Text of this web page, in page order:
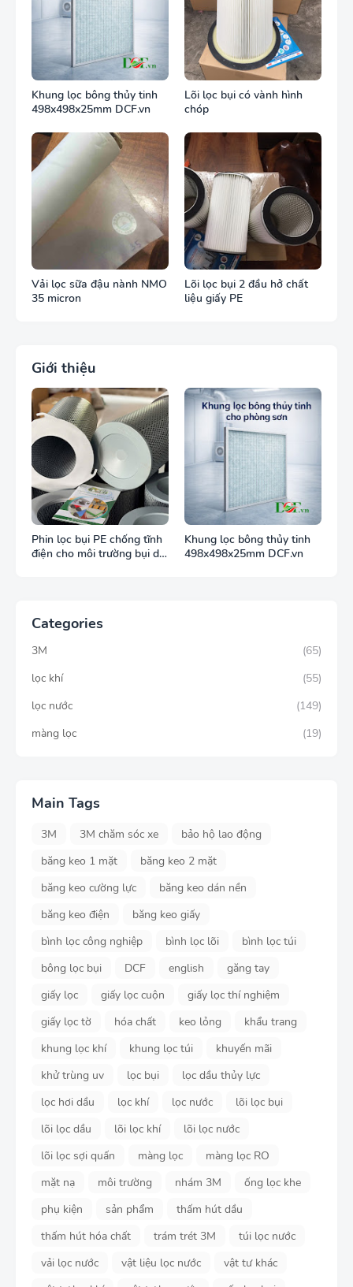
Khung lọc bông thủy tinh
498x498x25mm DCF.vn
Lõi lọc bụi có vành hình
chóp
Vải lọc sữa đậu nành NMO
35 micron
Lõi lọc bụi 2 đầu hở chất
liệu giấy PE
Giới thiệu
Phin lọc bụi PE chống tĩnh
điện cho môi trường bụi dễ
Khung lọc bông thủy tinh
498x498x25mm DCF.vn
Categories
3M
(65)
lọc khí
(55)
lọc nước
(149)
màng lọc
(19)
Main Tags
3M 3M chăm sóc xe
bảo hộ lao động
băng keo 1 mặt
băng keo 2 mặt
băng keo cường lực
băng keo dán nền
băng keo điện
băng keo giấy
bình lọc công nghiệp
bình lọc lõi
bình lọc túi
bông lọc bụi
DCF english
găng tay
giấy lọc
giấy lọc cuộn
giấy lọc thí nghiệm
giấy lọc tờ
hóa chất keo lỏng
khẩu trang
khung lọc khí
khung lọc túi
khuyến mãi
khử trùng uv
lọc bụi
lọc dầu thủy lực
lọc hơi dầu
lọc khí lọc nước
lõi lọc bụi
lõi lọc dầu
lõi lọc khí
lõi lọc nước
lõi lọc sợi quấn
màng lọc
màng lọc RO
mặt nạ
môi trường nhám 3M
ống lọc khe
phụ kiện
sản phẩm
thấm hút dầu
thấm hút hóa chất
trám trét 3M
túi lọc nước
vải lọc nước
vật liệu lọc nước
vật tư khác